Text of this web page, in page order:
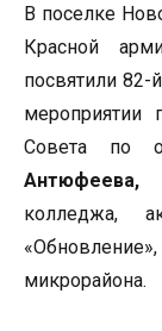
В поселке
Красной
посвятили
мероприятии
Совета по
Антюфеева,
колледжа,
микрорайона.